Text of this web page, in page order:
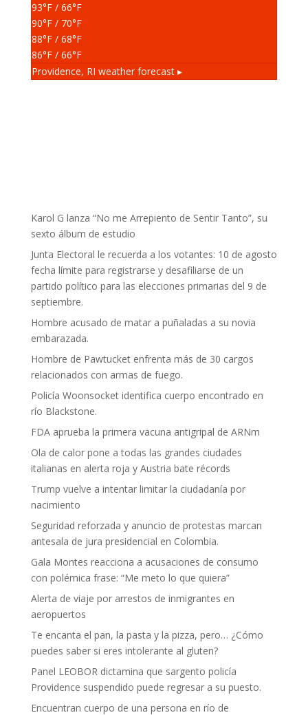
93°F/ 66°F
90°F/ 70°F
88°F/ 68°F
86°F/ 66°F
Providence, RI weather forecast ▸
Karol G lanza “No me Arrepiento de Sentir Tanto”, su
sexto álbum de estudio
Junta Electoral le recuerda a los votantes: 10 de agosto
fecha límite para registrarse y desafiliarse de un
partido político para las elecciones primarias del 9 de
septiembre.
Hombre acusado de matar a puñaladas a su novia
embarazada.
Hombre de Pawtucket enfrenta más de 30 cargos
relacionados con armas de fuego.
Policía Woonsocket identifica cuerpo encontrado en
río Blackstone.
FDA aprueba la primera vacuna antigripal de ARNm
Ola de calor pone a todas las grandes ciudades
italianas en alerta roja y Austria bate récords
Trump vuelve a intentar limitar la ciudadanía por
nacimiento
Seguridad reforzada y anuncio de protestas marcan
antesala de jura presidencial en Colombia.
Gala Montes reacciona a acusaciones de consumo
con polémica frase: “Me meto lo que quiera”
Alerta de viaje por arrestos de inmigrantes en
aeropuertos
Te encanta el pan, la pasta y la pizza, pero… ¿Cómo
puedes saber si eres intolerante al gluten?
Panel LEOBOR dictamina que sargento policía
Providence suspendido puede regresar a su puesto.
Encuentran cuerpo de una persona en río de